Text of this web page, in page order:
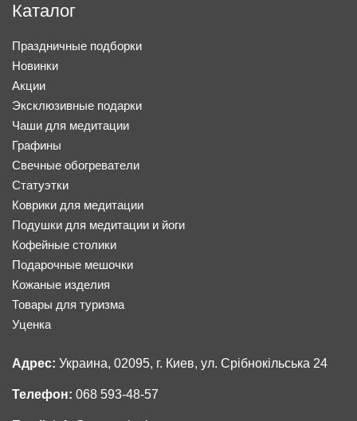
Каталог
Праздничные подборки
Новинки
Акции
Эксклюзивные подарки
Чаши для медитации
Графины
Свечные обогреватели
Статуэтки
Коврики для медитации
Подушки для медитации и йоги
Кофейные столики
Подарочные мешочки
Кожаные изделия
Товары для туризма
Уценка
Адрес: Украина, 02095, г. Киев, ул. Срібнокільська 24
Телефон: 068 593-48-57